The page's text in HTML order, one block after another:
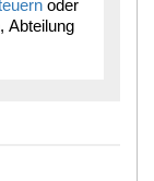
oder
Abteilung